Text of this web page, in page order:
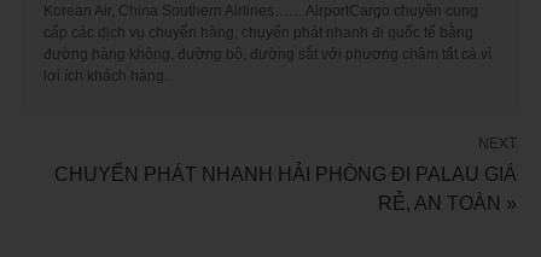
Korean Air, China Southern Airlines…… AirportCargo chuyên cung
cấp các dịch vụ chuyển hàng, chuyển phát nhanh đi quốc tế bằng
đường hàng không, đường bộ, đường sắt với phương châm tất cả vì
lợi ích khách hàng.
NEXT
CHUYỂN PHÁT NHANH HẢI PHÒNG ĐI PALAU GIÁ
RẺ, AN TOÀN »